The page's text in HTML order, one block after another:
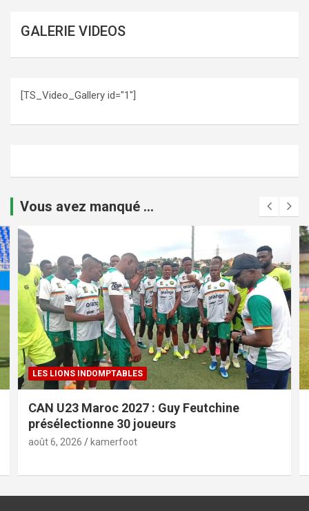
GALERIE VIDEOS
[TS_Video_Gallery id="1"]
Vous avez manqué ...
LES LIONS INDOMPTABLES
CAN U23 Maroc 2027 : Guy Feutchine
présélectionne 30 joueurs
août 6, 2026 kamerfoot